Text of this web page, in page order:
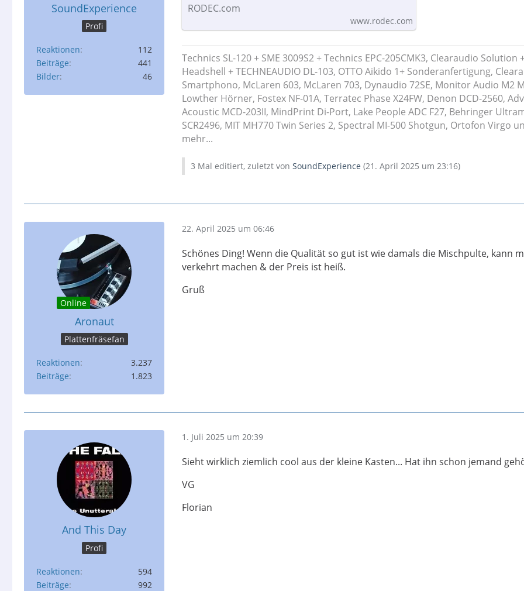
SoundExperience
Profi
Reaktionen
112
Beiträge
441
Bilder
46
RODEC.com
www.rodec.com
Technics SL-120 + SME 3009S2 + Technics EPC-205CMK3, Clearaudio Solution
Headshell + TECHNEAUDIO DL-103, OTTO Aikido 1+ Sonderanfertigung,
Smartphono, McLaren 603, McLaren 703, Dynaudio 72SE, Monitor Audio M2
Lowther Hörner, Fostex NF-01A, Terratec Phase X24FW, Denon DCD-2560,
Acoustic MCD-203II, MindPrint Di-Port, Lake People ADC F27, Behringer
SCR2496, MIT MH770 Twin Series 2, Spectral MI-500 Shotgun, Ortofon Virgo
mehr...
3 Mal editiert, zuletzt von SoundExperience (21. April 2025 um 23:16)
Online
Aronaut
Plattenfräsefan
Reaktionen
3.237
Beiträge
1.823
22. April 2025 um 06:46
Schönes Ding! Wenn die Qualität so gut ist wie damals die Mischpulte, kann
verkehrt machen & der Preis ist heiß.
Gruß
And This Day
Profi
Reaktionen
594
Beiträge
992
1. Juli 2025 um 20:39
Sieht wirklich ziemlich cool aus der kleine Kasten... Hat ihn schon jemand
VG
Florian